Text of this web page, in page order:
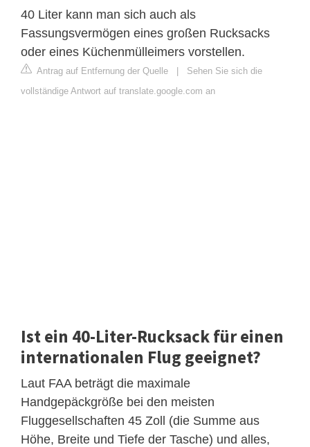
40 Liter kann man sich auch als
Fassungsvermögen eines großen Rucksacks
oder eines Küchenmülleimers vorstellen.
Antrag auf Entfernung der Quelle | Sehen Sie sich die
vollständige Antwort auf translate.google.com an
Ist ein 40-Liter-Rucksack für einen
internationalen Flug geeignet?
Laut FAA beträgt die maximale
Handgepäckgröße bei den meisten
Fluggesellschaften 45 Zoll (die Summe aus
Höhe, Breite und Tiefe der Tasche) und alles,